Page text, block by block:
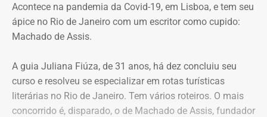
A medida de prisão, à época, ocorreu mesmo com parecer
contrário da Procuradoria-Geral da República (PGR), que
a custódia cautelar de Marcelo Conde naquele momento.
Com informações do portal “Metrópoles”.
Acontece na pandemia da Covid-19, em Lisboa, e tem seu
ápice no Rio de Janeiro com um escritor como cupido:
Machado de Assis.
A guia Juliana Fiúza, de 31 anos, há dez concluiu seu
curso e resolveu se especializar em rotas turísticas
literárias no Rio de Janeiro. Tem vários roteiros. O mais
concorrido é, disparado, o de Machado de Assis, fundador